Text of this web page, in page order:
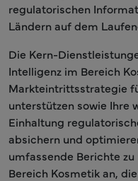
regulatorischen
Ländern auf dem
Die Kern-
Intelligenz im Bereich
Markteintrittsstrategie
unterstützen sowie Ihre
Einhaltung
absichern und
umfassende Berichte
Bereich Kosmetik an,